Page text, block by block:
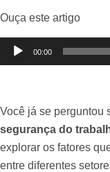
Ouça este artigo
Tocador
de
00:00
Você já se perguntou
segurança do
explorar os fatores
entre diferentes